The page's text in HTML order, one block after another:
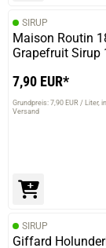
SIRUP
Maison Routin
Grapefruit Sirup
7,90 EUR*
Grundpreis: 7,90 EUR / Liter
Versand
SIRUP
Giffard